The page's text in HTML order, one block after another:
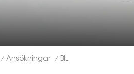
/ Ansökningar / BIL